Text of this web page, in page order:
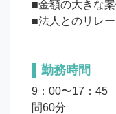
■金額の大きな
勤務時間
9：00〜17：45
間60分